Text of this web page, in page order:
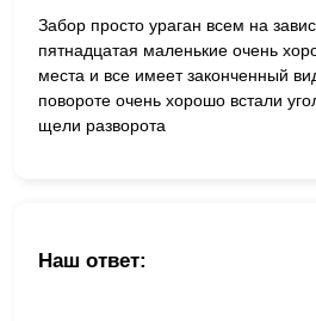
Забор просто ураган всем на
пятнадцатая маленькие очень
места и все имеет законченный
повороте очень хорошо встали
щели разворота
Наш ответ: